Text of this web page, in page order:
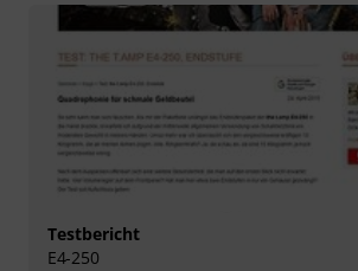
Testbericht
E4-250